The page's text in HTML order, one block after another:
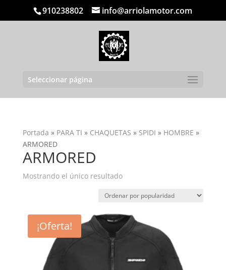
910238802 info@arriolamotor.com
Seleccionar página
Portada » PARA TI » CHAQUETAS » SPIDI » HOMBRE »
ARMORED
ARMORED
Mostrando el único resultado
¡Oferta!